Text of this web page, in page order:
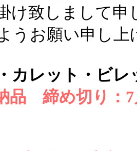
け致しまして
うお願い申し上
カレット・ビレ
品 締め切り：7